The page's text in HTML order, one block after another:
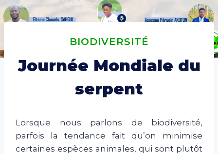
BIODIVERSITÉ
Journée Mondiale du
serpent
Lorsque nous parlons de biodiversité,
parfois la tendance fait qu’on minimise
certaines espèces animales, qui sont plutôt